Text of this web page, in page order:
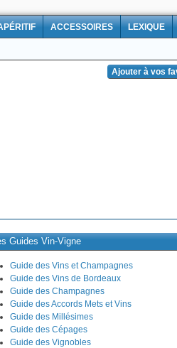
ACCESSOIRES LEXIQUE
Guides Vin-Vigne
Guide des Vins et Champagnes
Guide des Vins de Bordeaux
Guide des Champagnes
Guide des Accords Mets et Vins
Guide des Millésimes
Guide des Cépages
Guide des Vignobles